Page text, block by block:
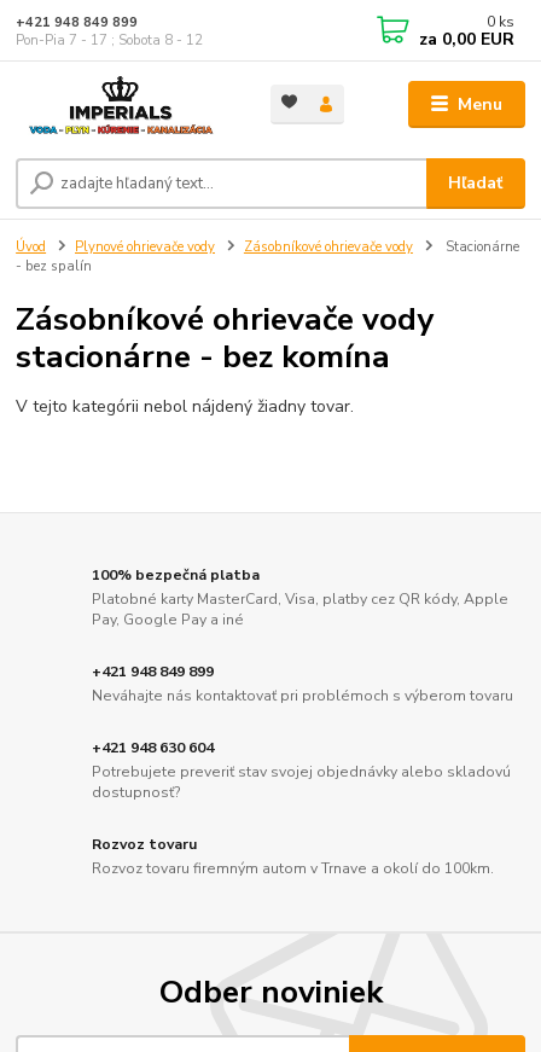
Menu
Hľadať
+421 948 849 899
Pon-Pia 7 - 17 ; Sobota 8 - 12
0 ks
za 0,00 EUR
Úvod Plynové ohrievače vody Zásobníkové ohrievače vody
Stacionárne
- bez spalín
Zásobníkové ohrievače vody
stacionárne - bez komína
V tejto kategórii nebol nájdený žiadny tovar.
100% bezpečná platba
Platobné karty MasterCard, Visa, platby cez QR kódy, Apple
Pay, Google Pay a iné
+421 948 849 899
Neváhajte nás kontaktovať pri problémoch s výberom tovaru
+421 948 630 604
Potrebujete preveriť stav svojej objednávky alebo skladovú
dostupnosť?
Rozvoz tovaru
Rozvoz tovaru firemným autom v Trnave a okolí do 100km.
Odber noviniek